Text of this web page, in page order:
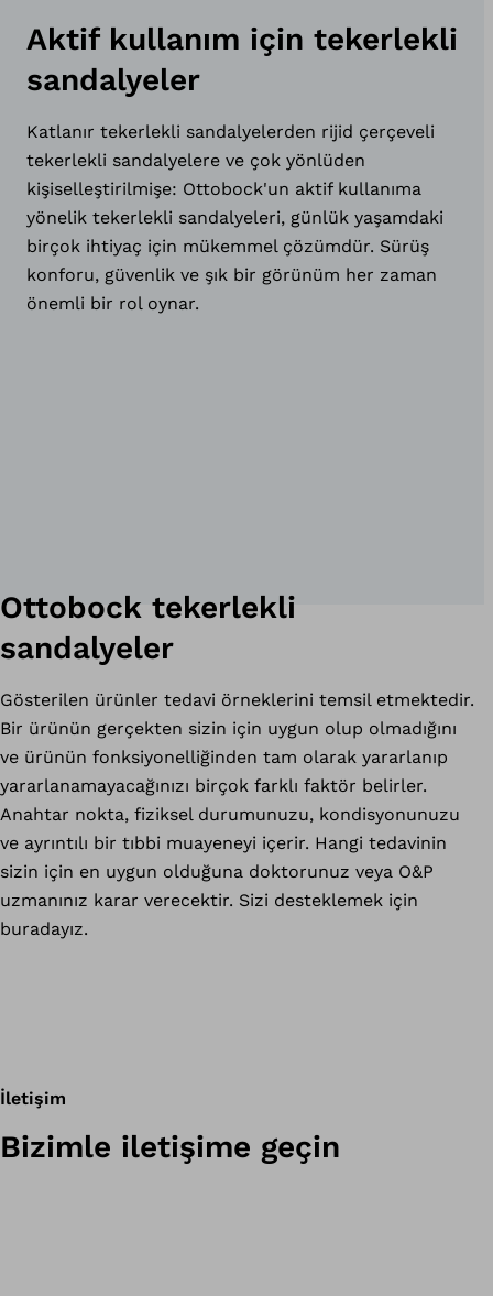
Aktif kullanım için tekerlekli
sandalyeler
Katlanır tekerlekli sandalyelerden rijid çerçeveli
tekerlekli sandalyelere ve çok yönlüden
kişiselleştirilmişe: Ottobock'un aktif kullanıma
yönelik tekerlekli sandalyeleri, günlük yaşamdaki
birçok ihtiyaç için mükemmel çözümdür. Sürüş
konforu, güvenlik ve şık bir görünüm her zaman
önemli bir rol oynar.
Ottobock tekerlekli
sandalyeler
Gösterilen ürünler tedavi örneklerini temsil etmektedir.
Bir ürünün gerçekten sizin için uygun olup olmadığını
ve ürünün fonksiyonelliğinden tam olarak yararlanıp
yararlanamayacağınızı birçok farklı faktör belirler.
Anahtar nokta, fiziksel durumunuzu, kondisyonunuzu
ve ayrıntılı bir tıbbi muayeneyi içerir. Hangi tedavinin
sizin için en uygun olduğuna doktorunuz veya O&P
uzmanınız karar verecektir. Sizi desteklemek için
buradayız.
İletişim
Bizimle iletişime geçin